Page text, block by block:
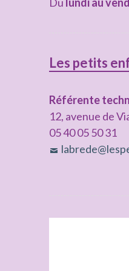
Les petits
Référente
12, avenue de
05 40 05 50 31